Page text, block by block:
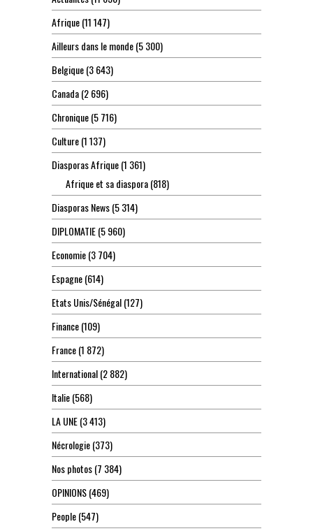
Afrique(11 147)
Ailleurs dans le monde(5 300)
Belgique(3 643)
Canada(2 696)
Chronique(5 716)
Culture(1 137)
Diasporas Afrique(1 361)
Afrique et sa diaspora(818)
Diasporas News(5 314)
DIPLOMATIE(5 960)
Economie(3 704)
Espagne(614)
Etats Unis/Sénégal(127)
Finance(109)
France(1 872)
International(2 882)
Italie(568)
LA UNE(3 413)
Nécrologie(373)
Nos photos(7 384)
OPINIONS(469)
People(547)